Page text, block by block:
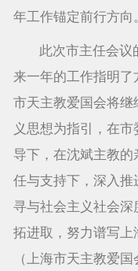
年工作锚定前行方向。
此次市主任会议
来一年的工作指明
市天主教爱国会将
义思想为指引，在
导下，在沈斌主教
任与支持下，深入
寻与社会主义社会
拓进取，努力谱写上
（上海市天主教爱国